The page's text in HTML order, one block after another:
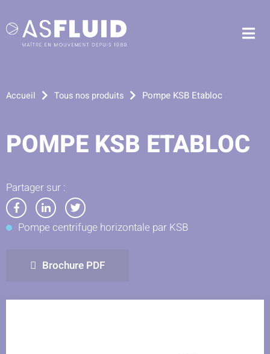
Aller à la recherche
Accueil Tous nos produits Pompe KSB Etabloc
POMPE KSB ETABLOC
Partager sur :
Partager
sur
Partager
sur
Partager
sur
Pompe centrifuge horizontale par KSB
Brochure PDF